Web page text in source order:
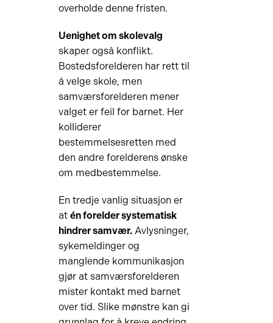
overholde denne fristen.
Uenighet om skolevalg
skaper også konflikt.
Bostedsforelderen har rett til
å velge skole, men
samværsforelderen mener
valget er feil for barnet. Her
kolliderer
bestemmelsesretten med
den andre forelderens ønske
om medbestemmelse.
En tredje vanlig situasjon er
at én forelder systematisk
hindrer samvær.Avlysninger,
sykemeldinger og
manglende kommunikasjon
gjør at samværsforelderen
mister kontakt med barnet
over tid. Slike mønstre kan gi